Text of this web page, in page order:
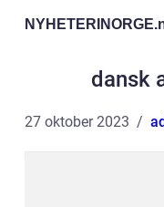
NYHETERINORGE.
dansk
27 oktober 2023